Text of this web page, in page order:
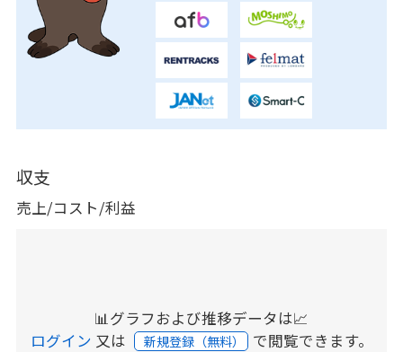
収支
売上/コスト/利益
📊グラフおよび推移データは📈
ログイン 又は 新規登録（無料） で閲覧できます。